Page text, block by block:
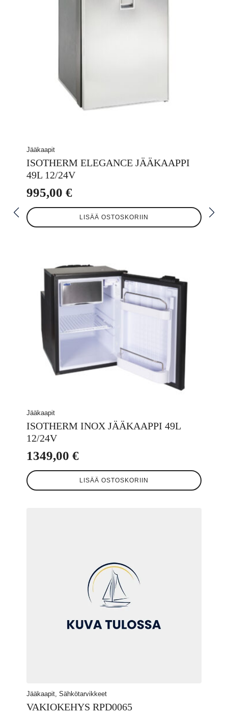
Jääkaapit
ISOTHERM ELEGANCE JÄÄKAAPPI
49L 12/24V
995,00 €
LISÄÄ OSTOSKORIIN
Jääkaapit
ISOTHERM INOX JÄÄKAAPPI 49L
12/24V
1349,00 €
LISÄÄ OSTOSKORIIN
Jääkaapit, Sähkötarvikkeet
VAKIOKEHYS RPD0065